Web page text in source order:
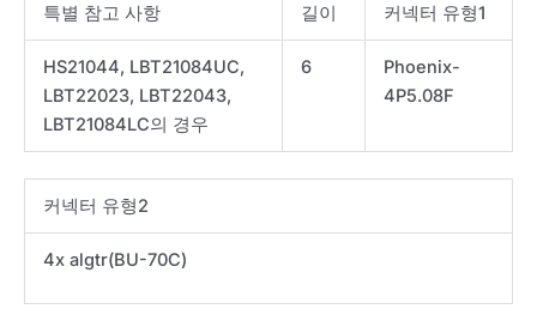
phnx
to
algtr
특별 참고 사항
길이 커넥터 유형1
HS21044, LBT21084UC,
LBT22023, LBT22043,
LBT21084LC의 경우
6
Phoenix-
4P5.08F
커넥터 유형2
4x algtr(BU-70C)